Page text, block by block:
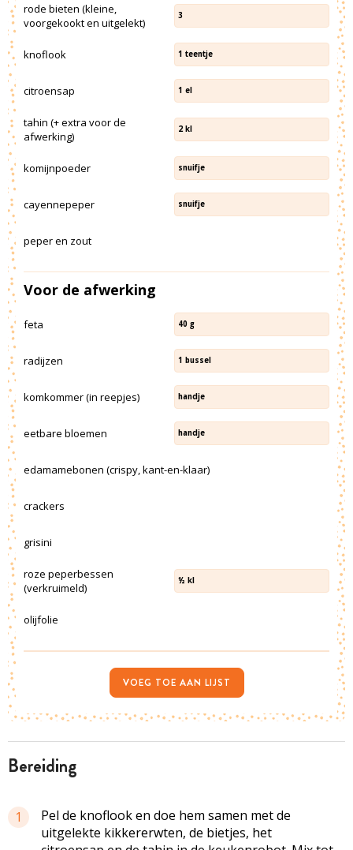
bereiding
1
Pel de knoflook en doe hem samen met de
uitgelekte kikkererwten, de bietjes, het
rode bieten (kleine,
voorgekookt en uitgelekt)
3
knoflook 1 teentje
citroensap 1 el
tahin (+ extra voor de
afwerking)
2 kl
komijnpoeder snuifje
cayennepeper snuifje
peper en zout
Voor de afwerking
feta 40 g
radijzen 1 bussel
komkommer (in reepjes) handje
eetbare bloemen handje
edamamebonen (crispy, kant-en-klaar)
crackers
grisini
roze peperbessen
(verkruimeld)
½ kl
olijfolie
VOEG TOE AAN LIJST